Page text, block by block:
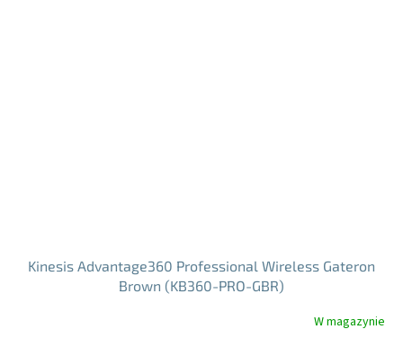
Kinesis Advantage360 Professional Wireless Gateron
Brown (KB360-PRO-GBR)
W magazynie